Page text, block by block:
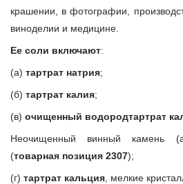
крашении, в фотографии,
виноделии и медицине.
Ее соли включают:
(а) тартрат натрия;
(б) тартрат калия;
(в) очищенный водородтартрат
Неочищенный винный камень
(товарная позиция 2307);
(г) тартрат кальция , мелкие